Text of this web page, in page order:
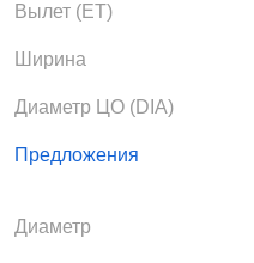
Вылет (ЕТ)
Ширина
Диаметр ЦО (DIA)
Предложения
Диаметр